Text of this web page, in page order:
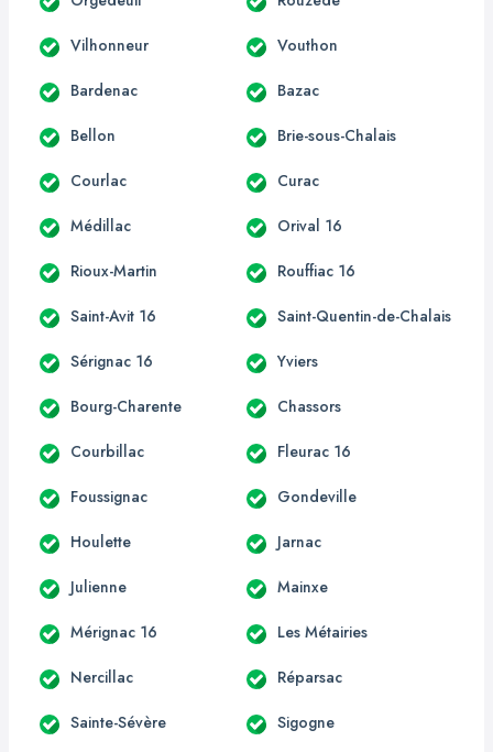
Vilhonneur Vouthon
Bardenac Bazac
Bellon Brie-sous-Chalais
Courlac Curac
Médillac Orival 16
Rioux-Martin Rouffiac 16
Saint-Avit 16 Saint-Quentin-de-Chalais
Sérignac 16 Yviers
Bourg-Charente Chassors
Courbillac Fleurac 16
Foussignac Gondeville
Houlette Jarnac
Julienne Mainxe
Mérignac 16 Les Métairies
Nercillac Réparsac
Sainte-Sévère Sigogne